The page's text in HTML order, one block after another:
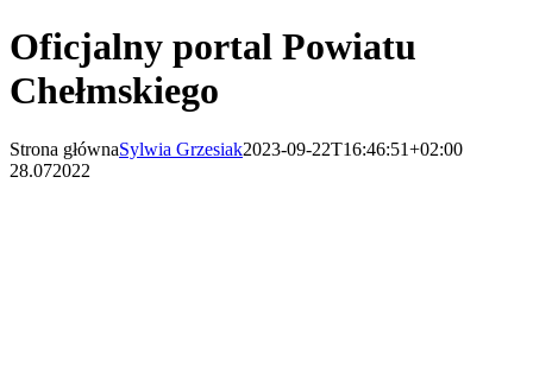
Oficjalny portal Powiatu
Chełmskiego
Strona głównaSylwia Grzesiak2023-09-22T16:46:51+02:00
28.072022